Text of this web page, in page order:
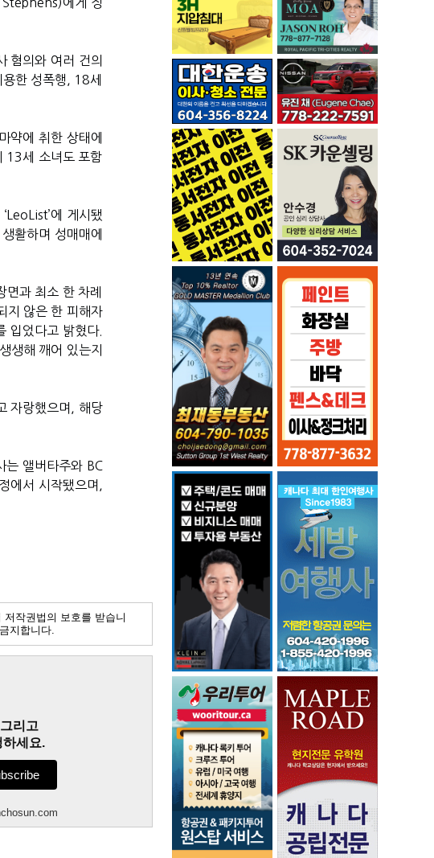
혐의와 여러 건의
한 성폭행, 18세
약에 취한 상태에
13세 소녀도 포함
에 게시됐
활하며 성매매에
과 최소 한 차례
지 않은 한 피해자
입었다고 밝혔다.
생해 깨어 있는지
자랑했으며, 해당
앨버타주와 BC
에서 시작됐으며,
작권법의 보호를 받습니
지합니다.
리고
하세요.